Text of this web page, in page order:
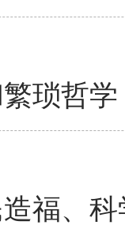
琐哲学
福、